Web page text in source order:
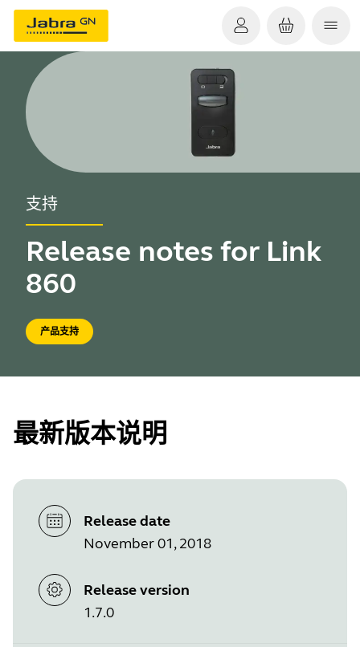
支持
Release notes for Link
860
产品支持
最新版本说明
Release date
November 01, 2018
Release version
1.7.0